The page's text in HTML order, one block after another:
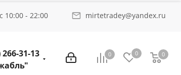
10:00 - 22:00 mirtetradey@yandex.ru
0 0 0
266-31-13